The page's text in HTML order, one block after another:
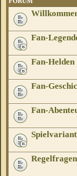
Fan-
Fan-Helden
Fan-
Fan-